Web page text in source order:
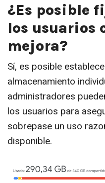
¿Es posible
los usuarios
mejora?
Sí, es posible
almacenamiento
administradores
los usuarios para
sobrepase un uso
disponible.